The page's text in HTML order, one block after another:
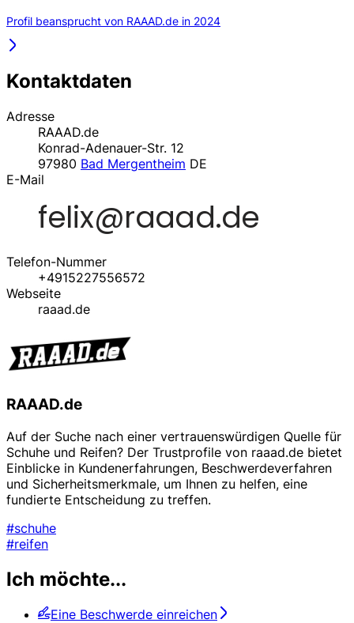
Profil beansprucht von RAAAD.de in 2024
Kontaktdaten
Adresse
RAAAD.de
Konrad-Adenauer-Str. 12
97980 Bad Mergentheim DE
E-Mail
Telefon-Nummer
+4915227556572
Webseite
raaad.de
RAAAD.de
Auf der Suche nach einer vertrauenswürdigen Quelle für
Schuhe und Reifen? Der Trustprofile von raaad.de bietet
Einblicke in Kundenerfahrungen, Beschwerdeverfahren
und Sicherheitsmerkmale, um Ihnen zu helfen, eine
fundierte Entscheidung zu treffen.
#schuhe
#reifen
Ich möchte...
Eine Beschwerde einreichen